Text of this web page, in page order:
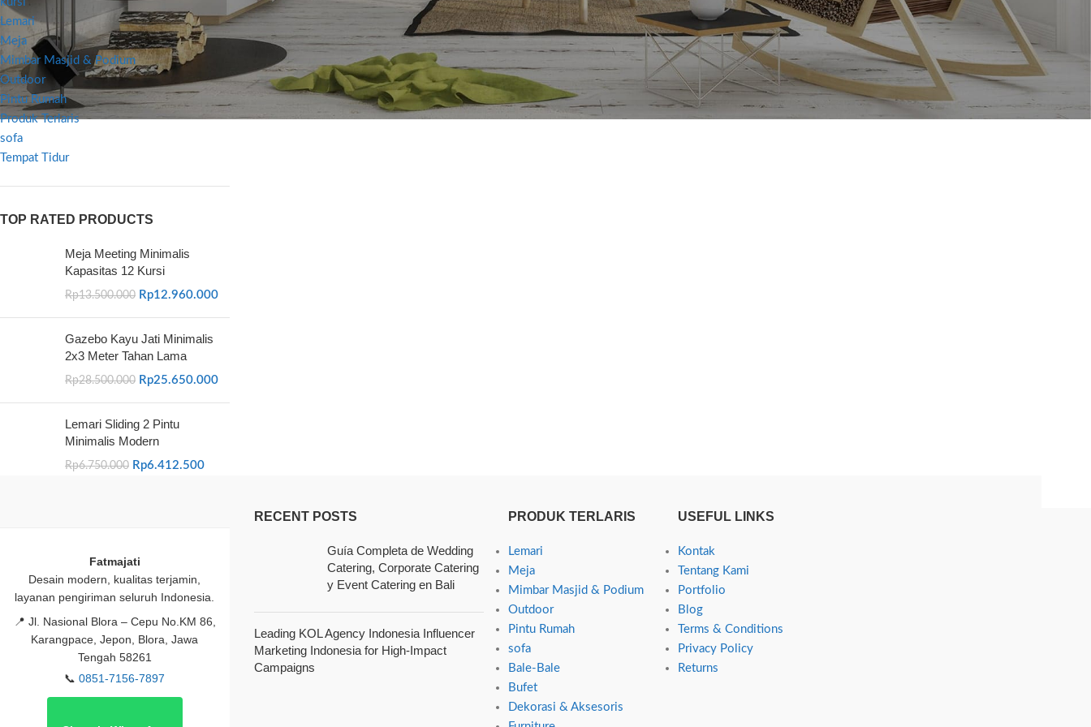
Lemari
Meja
Mimbar Masjid & Podium
Outdoor
Pintu Rumah
Produk Terlaris
sofa
Tempat Tidur
TOP RATED PRODUCTS
Meja Meeting Minimalis
Kapasitas 12 Kursi
Rp13.500.000 Rp12.960.000
Gazebo Kayu Jati Minimalis
2x3 Meter Tahan Lama
Rp28.500.000 Rp25.650.000
Lemari Sliding 2 Pintu
Minimalis Modern
Rp6.750.000 Rp6.412.500
Fatmajati
Desain modern, kualitas terjamin,
layanan pengiriman seluruh Indonesia.
📍 Jl. Nasional Blora – Cepu No.KM 86,
Karangpace, Jepon, Blora, Jawa
Tengah 58261
📞0851-7156-7897
RECENT POSTS
Guía Completa de Wedding
Catering, Corporate Catering
y Event Catering en Bali
Leading KOL Agency Indonesia Influencer
Marketing Indonesia for High-Impact
Campaigns
PRODUK TERLARIS
Lemari
Meja
Mimbar Masjid & Podium
Outdoor
Pintu Rumah
sofa
Bale-Bale
Bufet
Dekorasi & Aksesoris
USEFUL LINKS
Kontak
Tentang Kami
Portfolio
Blog
Terms & Conditions
Privacy Policy
Returns